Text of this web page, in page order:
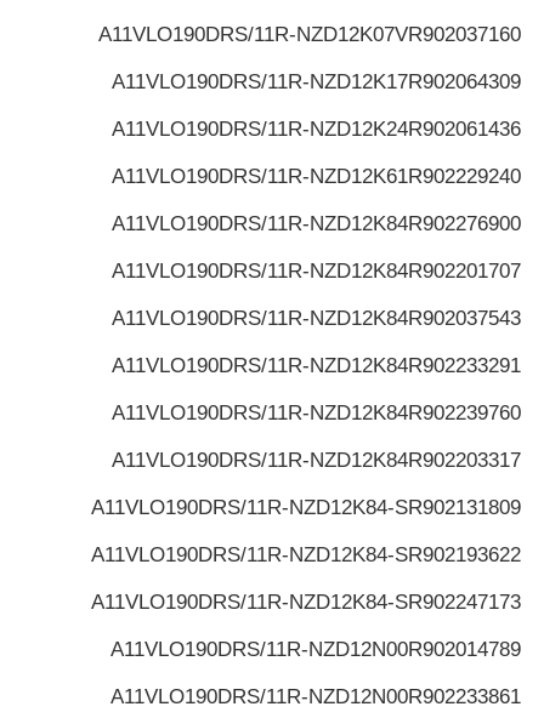
R902037160
A11VLO190DRS/11R-NZD12K07V
R902064309
A11VLO190DRS/11R-NZD12K17
R902061436
A11VLO190DRS/11R-NZD12K24
R902229240
A11VLO190DRS/11R-NZD12K61
R902276900
A11VLO190DRS/11R-NZD12K84
R902201707
A11VLO190DRS/11R-NZD12K84
R902037543
A11VLO190DRS/11R-NZD12K84
R902233291
A11VLO190DRS/11R-NZD12K84
R902239760
A11VLO190DRS/11R-NZD12K84
R902203317
A11VLO190DRS/11R-NZD12K84
R902131809
A11VLO190DRS/11R-NZD12K84-S
R902193622
A11VLO190DRS/11R-NZD12K84-S
R902247173
A11VLO190DRS/11R-NZD12K84-S
R902014789
A11VLO190DRS/11R-NZD12N00
R902233861
A11VLO190DRS/11R-NZD12N00